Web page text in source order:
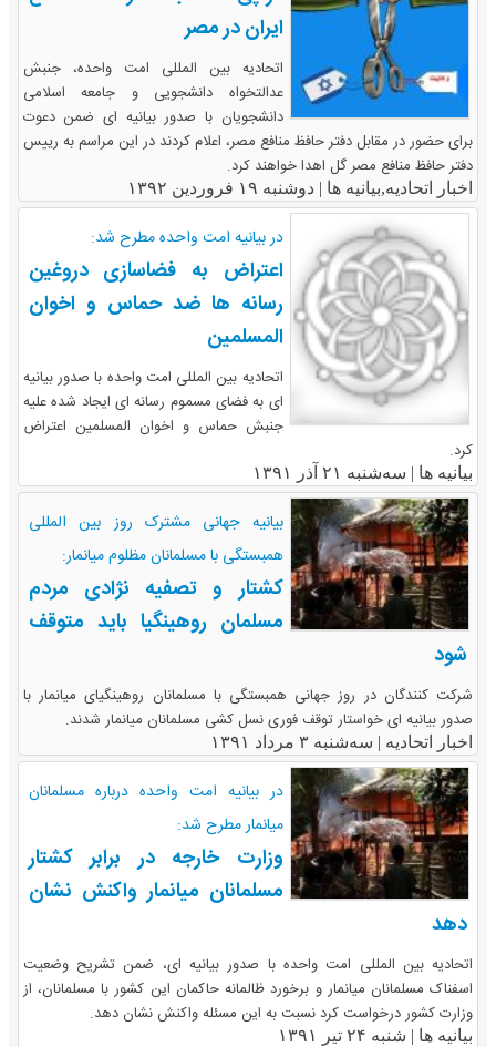
ایران در مصر
اتحادیه بین المللی امت واحده، جنبش
عدالتخواه دانشجویی و جامعه اسلامی
دانشجویان با صدور بیانیه ای ضمن دعوت
برای حضور در مقابل دفتر حافظ منافع مصر، اعلام کردند در این مراسم به رییس
دفتر حافظ منافع مصر گل اهدا خواهند کرد.
اخبار اتحادیه,بیانیه ها | دوشنبه ۱۹ فروردین ۱۳۹۲
در بیانیه امت واحده مطرح شد:
اعتراض به فضاسازی دروغین
رسانه ها ضد حماس و اخوان
المسلمین
اتحادیه بین المللی امت واحده با صدور بیانیه
ای به فضای مسموم رسانه ای ایجاد شده علیه
جنبش حماس و اخوان المسلمین اعتراض
کرد.
بیانیه ها | سه‌شنبه ۲۱ آذر ۱۳۹۱
بیانیه جهانی مشترک روز بین المللی
همبستگی با مسلمانان مظلوم میانمار:
کشتار و تصفیه نژادی مردم
مسلمان روهینگیا باید متوقف
شود
شرکت کنندگان در روز جهانی همبستگی با مسلمانان روهینگیای میانمار با
صدور بیانیه ای خواستار توقف فوری نسل کشی مسلمانان میانمار شدند.
اخبار اتحادیه | سه‌شنبه ۳ مرداد ۱۳۹۱
در بیانیه امت واحده درباره مسلمانان
میانمار مطرح شد:
وزارت خارجه در برابر کشتار
مسلمانان میانمار واکنش نشان
دهد
اتحادیه بین المللی امت واحده با صدور بیانیه ای، ضمن تشریح وضعیت
اسفناک مسلمانان میانمار و برخورد ظالمانه حاکمان این کشور با مسلمانان، از
وزارت کشور درخواست کرد نسبت به این مسئله واکنش نشان دهد.
بیانیه ها | شنبه ۲۴ تیر ۱۳۹۱